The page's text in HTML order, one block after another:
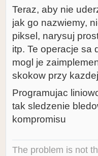
Teraz, aby nie
jak go nazwiemy,
piksel, narysuj
itp. Te operacje sa
mogl je
skokow przy
Programujac
tak sledzenie
kompromisu
The problem is not